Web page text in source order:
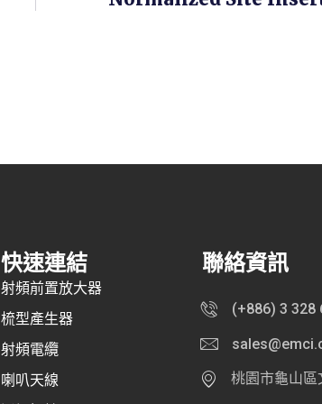
快速連結
射頻前置放大器
梳型產生器
射頻電纜
喇叭天線
聯絡資訊
(+886) 3 328
桃園市龜山